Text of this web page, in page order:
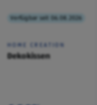
Verfügbar seit 06.08.2026
HOME CREATION
Dekokissen